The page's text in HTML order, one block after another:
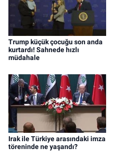
Trump küçük çocuğu son anda
kurtardı! Sahnede hızlı
müdahale
Irak ile Türkiye arasındaki imza
töreninde ne yaşandı?